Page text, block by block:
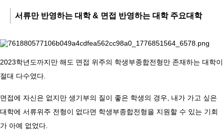
서류만 반영하는 대학 & 면접 반영하는 대학 주요대학
2023학년도까지만 해도 면접 위주의 학생부종합전형만 존재하는 대학이
절대 다수였다.
면접에 자신은 없지만 생기부의 질이 좋은 학생의 경우, 내가 가고 싶은
대학에 서류위주 전형이 없다면 학생부종합전형을 지원할 수 있는 기회
가 아예 없었다.